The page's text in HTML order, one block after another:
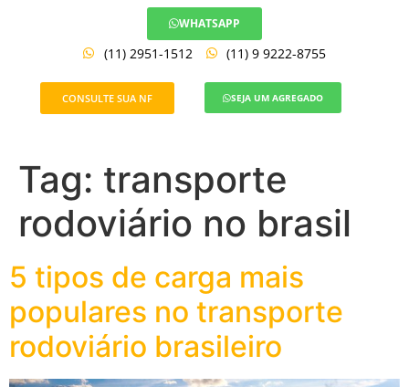
WHATSAPP
(11) 2951-1512 (11) 9 9222-8755
CONSULTE SUA NF SEJA UM AGREGADO
Tag: transporte
rodoviário no brasil
5 tipos de carga mais
populares no transporte
rodoviário brasileiro